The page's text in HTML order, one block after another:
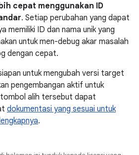
cepat menggunakan ID
. Setiap perubahan yang dapat
memiliki ID dan nama unik yang
untuk men-debug akar masalah
dengan cepat.
untuk mengubah versi target
pengembangan aktif untuk
tombol alih tersebut dapat
dokumentasi yang sesuai untuk
.